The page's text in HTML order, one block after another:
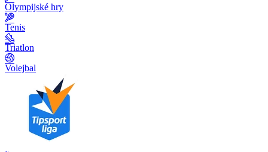
Olympijské hry
Tenis
Triatlon
Volejbal